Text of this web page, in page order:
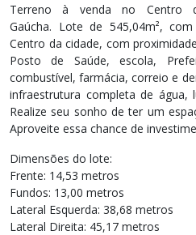
Terreno à venda no Centro
Gaúcha. Lote de 545,04m²,
Centro da cidade, com
Posto de Saúde, escola,
combustível, farmácia, correio e
infraestrutura completa de
Realize seu sonho de ter um
Aproveite essa chance de
Dimensões do lote:
Frente: 14,53 metros
Fundos: 13,00 metros
Lateral Esquerda: 38,68 metros
Lateral Direita: 45,17 metros